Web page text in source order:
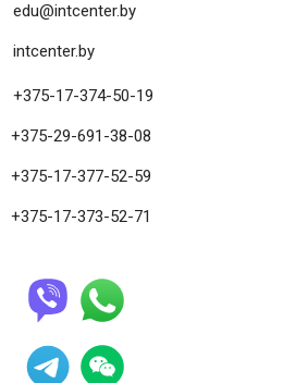
edu@intcenter.by
intcenter.by
+375-17-374-50-19
+375-29-691-38-08
+375-17-377-52-59
+375-17-373-52-71